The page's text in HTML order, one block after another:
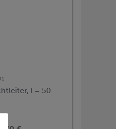
l = 50